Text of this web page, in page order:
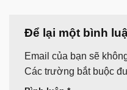
Để lại một bình
Email của bạn sẽ
Các trường bắt buộc